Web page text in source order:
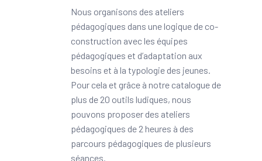
Nous organisons des ateliers
pédagogiques dans une logique de co-
construction avec les équipes
pédagogiques et d’adaptation aux
besoins et à la typologie des jeunes.
Pour cela et grâce à notre catalogue de
plus de 20 outils ludiques, nous
pouvons proposer des ateliers
pédagogiques de 2 heures à des
parcours pédagogiques de plusieurs
séances.